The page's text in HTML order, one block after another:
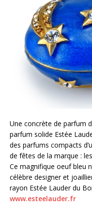
Une concrète de parfum
parfum solide Estée
des parfums compacts
de fêtes de la marque :
Ce magnifique oeuf bleu
célèbre designer et
rayon Estée Lauder du
www.esteelauder.fr